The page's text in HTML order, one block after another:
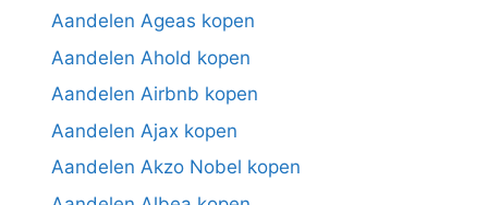
Aandelen Ageas kopen
Aandelen Ahold kopen
Aandelen Airbnb kopen
Aandelen Ajax kopen
Aandelen Akzo Nobel kopen